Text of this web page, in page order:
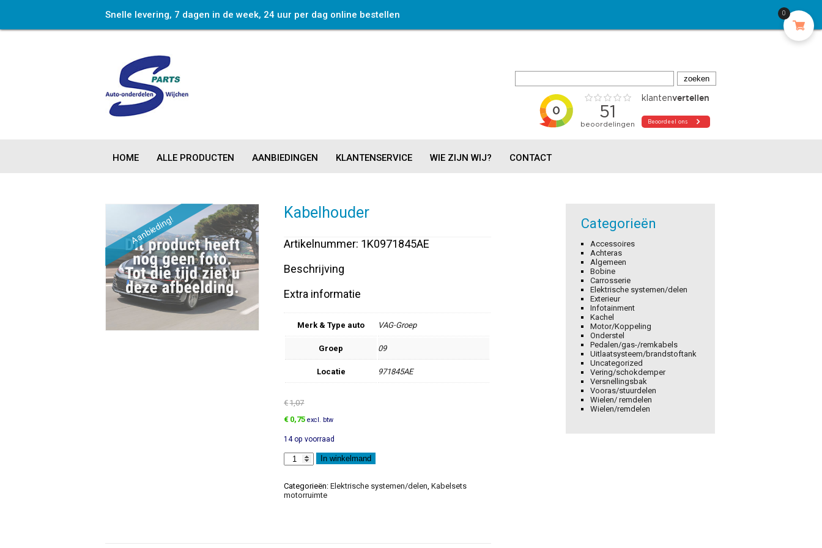
Snelle levering, 7 dagen in de week, 24 uur per dag online bestellen
HOME ALLE PRODUCTEN AANBIEDINGEN KLANTENSERVICE WIE ZIJN WIJ? CONTACT
Aanbieding!
Kabelhouder
Artikelnummer: 1K0971845AE
Beschrijving
Extra informatie
Merk & Type auto VAG-Groep
Groep 09
Locatie 971845AE
€1,07
Oorspronkelijke
was:
€1,07.
€ 0,75Huidige
is:
€0,75.
excl. btw
14 op voorraad
Kabelhouder
aantal
In winkelmand
Categorieën:Elektrische systemen/delen ,Kabelsets
motorruimte
Categorieën
Accessoires
Achteras
Algemeen
Bobine
Carrosserie
Elektrische systemen/delen
Exterieur
Infotainment
Kachel
Motor/Koppeling
Onderstel
Pedalen/gas-/remkabels
Uitlaatsysteem/brandstoftank
Uncategorized
Vering/schokdemper
Versnellingsbak
Vooras/stuurdelen
Wielen/ remdelen
Wielen/remdelen
0